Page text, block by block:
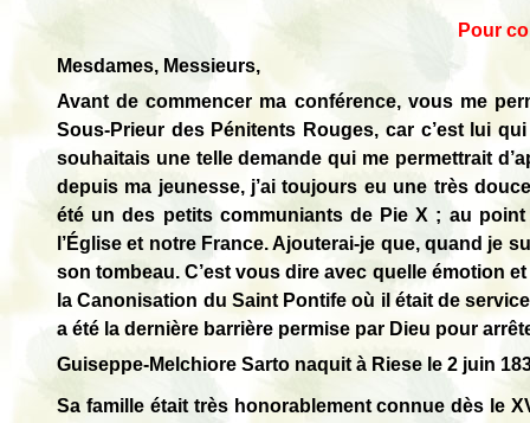
Pour
Mesdames, Messieurs,
Avant de commencer ma conférence, vous me
Sous-Prieur des Pénitents Rouges, car c’est lui
souhaitais une telle demande qui me permettrait
depuis ma jeunesse, j’ai toujours eu une très
été un des petits communiants de Pie X ; au
l’Église et notre France. Ajouterai-je que, quand je
son tombeau. C’est vous dire avec quelle émotion
la Canonisation du Saint Pontife où il était de
a été la dernière barrière permise par Dieu pour
Guiseppe-Melchiore Sarto naquit à Riese le 2 juin
Sa famille était très honorablement connue dès le